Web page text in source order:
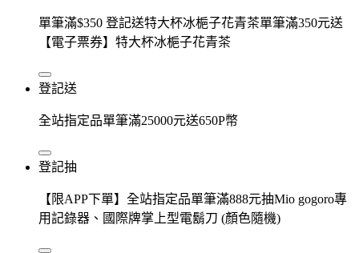
單筆滿$350 登記送特大杯冰梔子花青茶單筆滿350元送
【電子票券】特大杯冰梔子花青茶
登記送
全站指定品單筆滿25000元送650P幣
登記抽
【限APP下單】全站指定品單筆滿888元抽Mio gogoro專
用記錄器、國際牌掌上型電鬍刀 (顏色隨機)